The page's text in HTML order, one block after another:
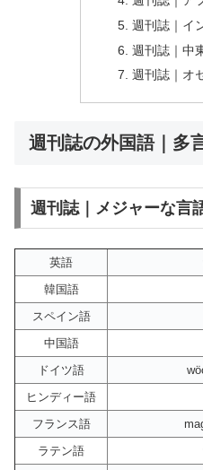
週刊誌｜イ
週刊誌｜中
週刊誌｜オ
週刊誌の外国語｜多
週刊誌｜メジャーな言
英語
韓国語
スペイン語
中国語
ドイツ語
ヒンディー語
フランス語
ラテン語